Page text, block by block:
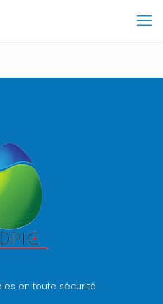
en toute sécurité